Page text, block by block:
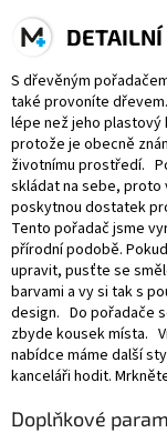
DETAILNÍ
S dřevěným
také provoníte
lépe než jeho
protože je obecně
životnímu prostředí.
skládat na sebe, proto
poskytnou dostatek
Tento pořadač jsme
přírodní podobě.
upravit, pusťte se
barvami a vy si tak s
design. Do pořadače
zbyde kousek místa.
nabídce máme další
kanceláři hodit.
Doplňkové